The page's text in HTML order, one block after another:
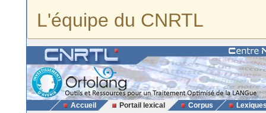
L'équipe du CNRTL
Accueil Portail lexical Corpus